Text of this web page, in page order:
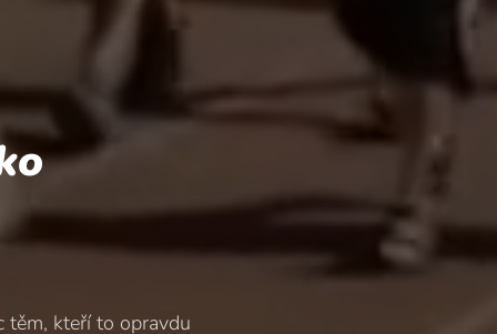
těm, kteří to opravdu